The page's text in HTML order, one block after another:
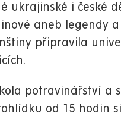
ukrajinské i české
aneb legendy
připravila
potravinářství a
od 15 hodin si